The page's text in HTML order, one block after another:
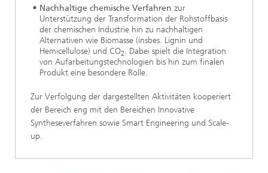
Nachhaltige chemische Verfahren zur
Unterstützung der Transformation der Rohstoffbasis
der chemischen Industrie hin zu nachhaltigen
Alternativen wie Biomasse (insbes. Lignin und
Hemicellulose) und CO2. Dabei spielt die Integration
von Aufarbeitungstechnologien bis hin zum finalen
Produkt eine besondere Rolle.
Zur Verfolgung der dargestellten Aktivitäten kooperiert
der Bereich eng mit den Bereichen Innovative
Syntheseverfahren sowie Smart Engineering und Scale-
up.